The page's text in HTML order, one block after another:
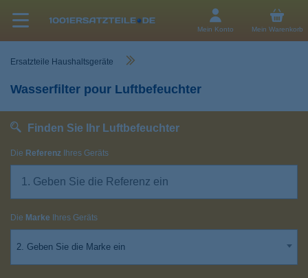
Mein Konto Mein Warenkorb
Ersatzteile Haushaltsgeräte
Wasserfilter pour Luftbefeuchter
Finden Sie Ihr Luftbefeuchter
Die Referenz Ihres Geräts
Die Marke Ihres Geräts
2. Geben Sie die Marke ein